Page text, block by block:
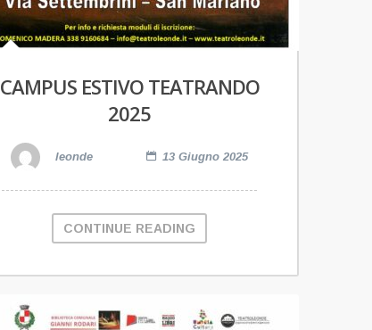
CAMPUS ESTIVO TEATRANDO
2025
leonde 13 Giugno 2025
CONTINUE READING